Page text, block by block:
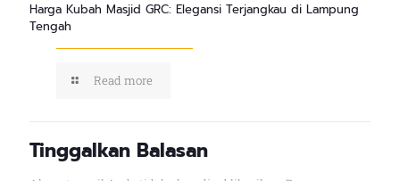
Harga Kubah Masjid GRC: Elegansi Terjangkau di Lampung
Tengah
Read more
Tinggalkan Balasan